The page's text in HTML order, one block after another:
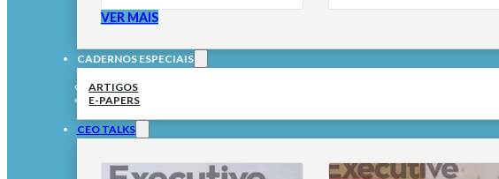
VER MAIS
CADERNOS ESPECIAIS
ARTIGOS
E-PAPERS
CEO TALKS